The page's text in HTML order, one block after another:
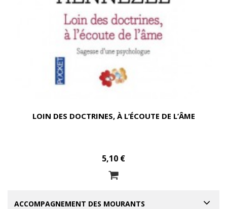
LOIN DES DOCTRINES, À L’ÉCOUTE DE L’ÂME
5,10 €
ACCOMPAGNEMENT DES MOURANTS